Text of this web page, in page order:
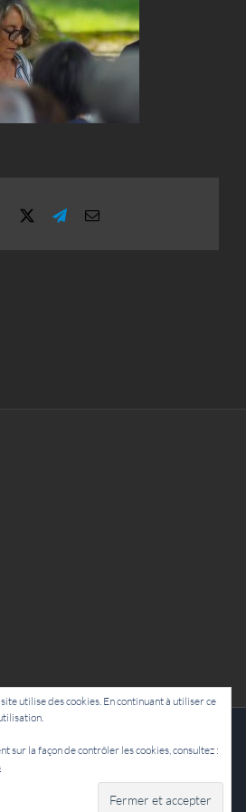
Facebook TelegramEmail
Facebook
utilise des cookies. En continuant à utiliser ce
sur la façon de contrôler les cookies, consultez :